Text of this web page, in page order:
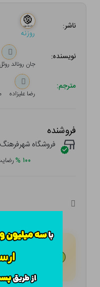
ناشر:
روزنه
نویسنده:
جان رونالد
مترجم:
رضا علیزاده
فروشنده
فروشگاه شهرفرهنگ
۱۰۰ %
هـر قسط